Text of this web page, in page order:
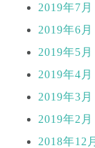
2019年7月
2019年6月
2019年5月
2019年4月
2019年3月
2019年2月
2018年12月